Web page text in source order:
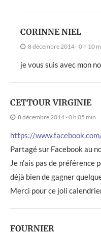
CORINNE NIEL
8 décembre 2014 - 0 h 10
je vous suis avec mon
CETTOUR VIRGINIE
8 décembre 2014 - 0 h 05 min
https://
Partagé sur Facebook au
Je n’ais pas de préférence
déjà bien de gagner
Merci pour ce joli
FOURNIER